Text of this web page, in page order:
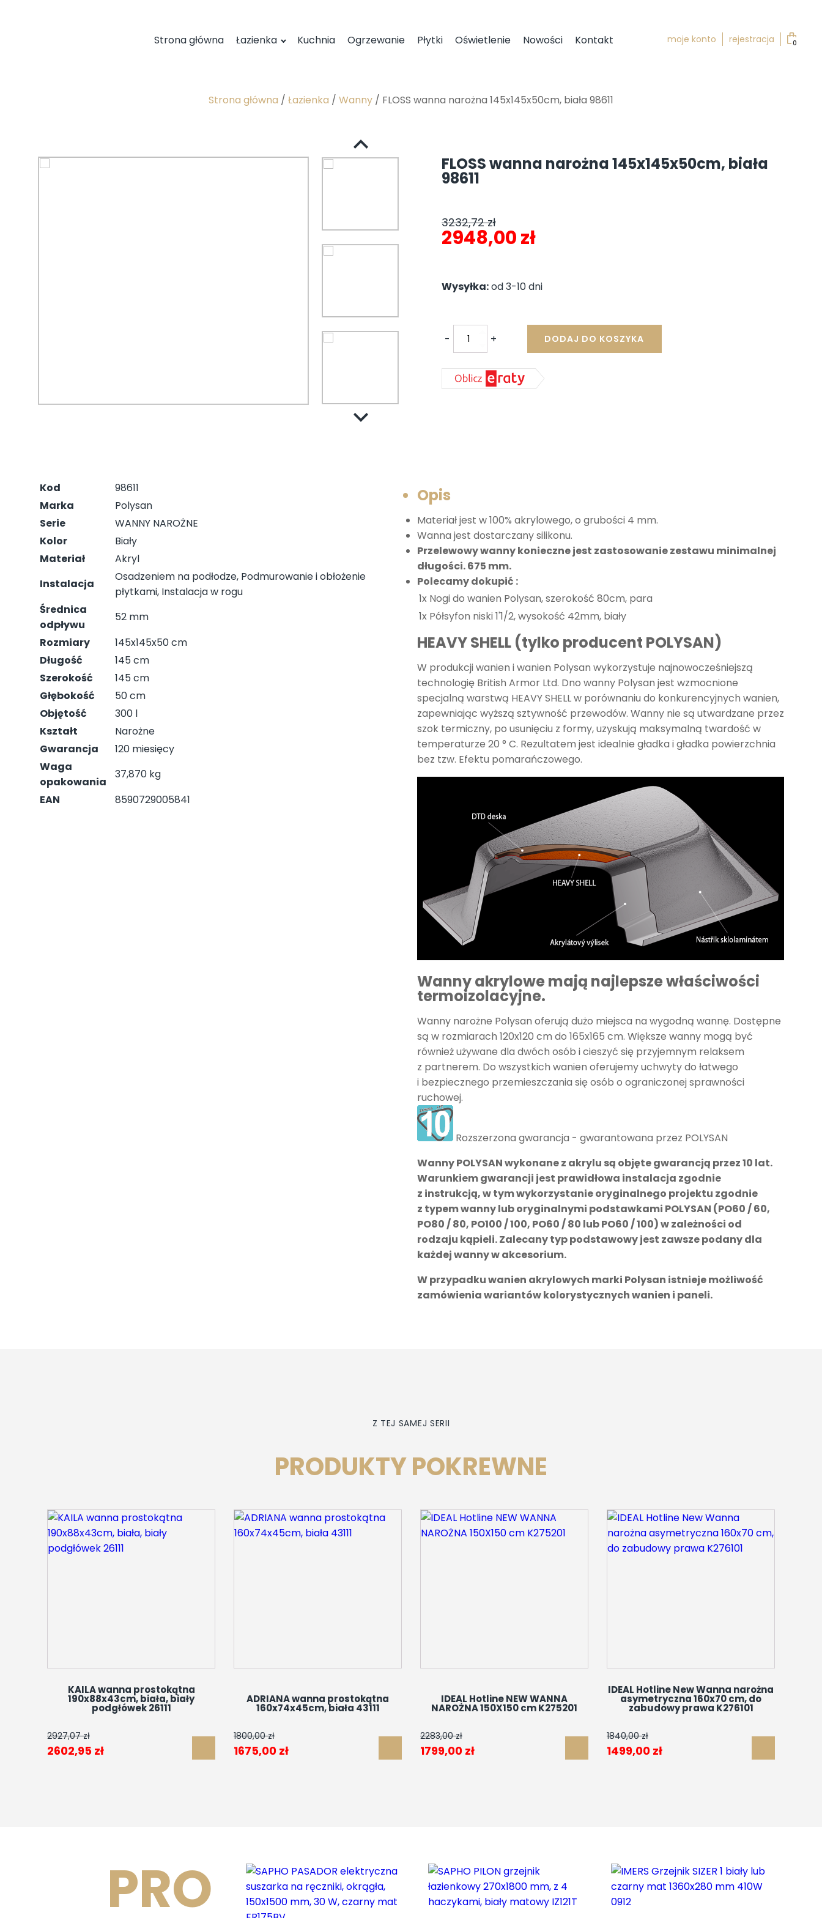
Strona główna Łazienka Kuchnia Ogrzewanie Płytki Oświetlenie Nowości Kontakt moje konto rejestracja 0
Strona główna / Łazienka / Wanny / FLOSS wanna narożna 145x145x50cm, biała 98611
FLOSS wanna narożna 145x145x50cm, biała
98611
3232,72zł
Pierwotna
wynosiła:
3232,72 zł.
2948,00złAktualna
wynosi:
2948,00 zł.
Wysyłka:od 3-10 dni
-
wanna
narożna
+ DODAJ DO KOSZYKA
Kod
98611
Marka
Polysan
Serie
WANNY NAROŻNE
Kolor
Biały
Materiał
Akryl
Instalacja
Osadzeniem na podłodze, Podmurowanie i obłożenie
płytkami, Instalacja w rogu
Średnica
odpływu
52 mm
Rozmiary
145x145x50 cm
Długość
145 cm
Szerokość
145 cm
Głębokość
50 cm
Objętość
300 l
Kształt
Narożne
Gwarancja
120 miesięcy
Waga
opakowania
37,870 kg
EAN
8590729005841
Opis
Materiał jest w 100% akrylowego, o grubości 4 mm.
Wanna jest dostarczany silikonu.
Przelewowy wanny konieczne jest zastosowanie zestawu minimalnej
długości. 675 mm.
Polecamy dokupić :
1x Nogi do wanien Polysan, szerokość 80cm, para
1x Półsyfon niski 1'1/2, wysokość 42mm, biały
HEAVY SHELL (tylko producent POLYSAN)
W produkcji wanien i wanien Polysan wykorzystuje najnowocześniejszą
technologię British Armor Ltd. Dno wanny Polysan jest wzmocnione
specjalną warstwą HEAVY SHELL w porównaniu do konkurencyjnych wanien,
zapewniając wyższą sztywność przewodów. Wanny nie są utwardzane przez
szok termiczny, po usunięciu z formy, uzyskują maksymalną twardość w
temperaturze 20 ° C. Rezultatem jest idealnie gładka i gładka powierzchnia
bez tzw. Efektu pomarańczowego.
Wanny akrylowe mają najlepsze właściwości
termoizolacyjne.
Wanny narożne Polysan oferują dużo miejsca na wygodną wannę. Dostępne
są w rozmiarach 120x120 cm do 165x165 cm. Większe wanny mogą być
również używane dla dwóch osób i cieszyć się przyjemnym relaksem
z partnerem. Do wszystkich wanien oferujemy uchwyty do łatwego
i bezpiecznego przemieszczania się osób o ograniczonej sprawności
ruchowej.
Rozszerzona gwarancja - gwarantowana przez POLYSAN
Wanny POLYSAN wykonane z akrylu są objęte gwarancją przez 10 lat.
Warunkiem gwarancji jest prawidłowa instalacja zgodnie
z instrukcją, w tym wykorzystanie oryginalnego projektu zgodnie
z typem wanny lub oryginalnymi podstawkami POLYSAN (PO60 / 60,
PO80 / 80, PO100 / 100, PO60 / 80 lub PO60 / 100) w zależności od
rodzaju kąpieli. Zalecany typ podstawowy jest zawsze podany dla
każdej wanny w akcesorium.
W przypadku wanien akrylowych marki Polysan istnieje możliwość
zamówienia wariantów kolorystycznych wanien i paneli.
Z TEJ SAMEJ SERII
PRODUKTY POKREWNE
KAILA wanna prostokątna
190x88x43cm, biała, biały
podgłówek 26111
2927,07zł
Pierwotna
2602,95 złAktualna
ADRIANA wanna prostokątna
160x74x45cm, biała 43111
1800,00zł
Pierwotna
1675,00 złAktualna
IDEAL Hotline NEW WANNA
NAROŻNA 150X150 cm K275201
2283,00zł
Pierwotna
1799,00 złAktualna
IDEAL Hotline New Wanna narożna
asymetryczna 160x70 cm, do
zabudowy prawa K276101
1840,00zł
Pierwotna
1499,00 złAktualna
PRO